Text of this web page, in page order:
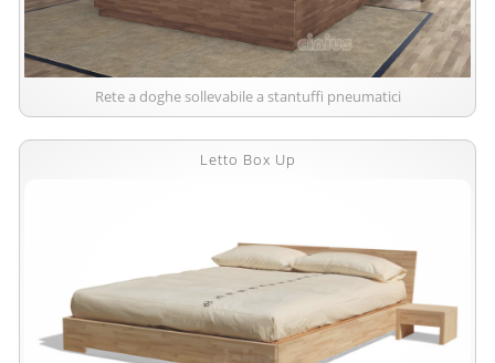
Rete a doghe sollevabile a stantuffi pneumatici
Letto Box Up